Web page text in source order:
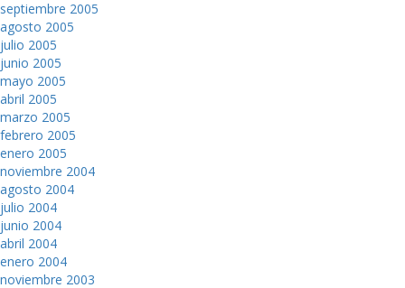
septiembre 2005
agosto 2005
julio 2005
junio 2005
mayo 2005
abril 2005
marzo 2005
febrero 2005
enero 2005
noviembre 2004
agosto 2004
julio 2004
junio 2004
abril 2004
enero 2004
noviembre 2003